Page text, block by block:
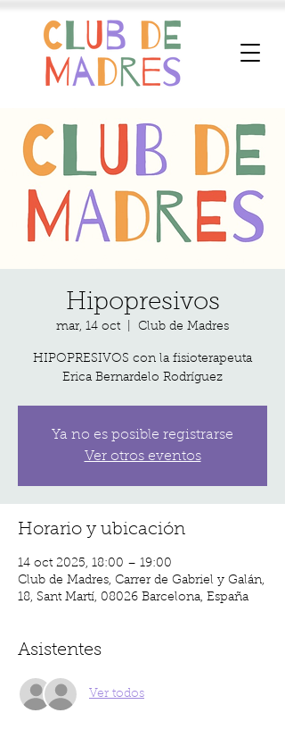
Hipopresivos
mar, 14 oct
  |
Club de Madres
HIPOPRESIVOS con la fisioterapeuta
Erica Bernardelo Rodríguez
Ya no es posible registrarse
Ver otros eventos
Horario y ubicación
14 oct 2025, 18:00 – 19:00
Club de Madres, Carrer de Gabriel y Galán,
18, Sant Martí, 08026 Barcelona, España
Asistentes
Ver todos